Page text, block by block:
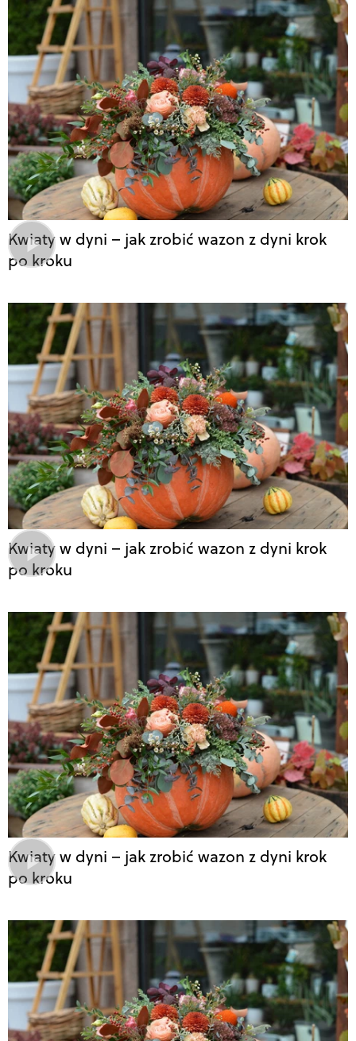
Kwiaty w dyni – jak zrobić wazon z dyni krok
po kroku
Kwiaty w dyni – jak zrobić wazon z dyni krok
po kroku
Kwiaty w dyni – jak zrobić wazon z dyni krok
po kroku